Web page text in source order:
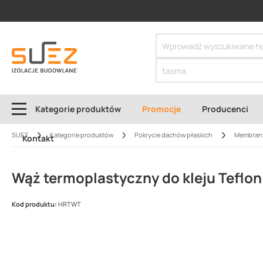
Kategorie produktów Promocje Producenci
Kontakt
SUEZ Kategorie produktów Pokrycie dachów płaskich
Wąż termoplastyczny do kleju
Kod produktu: HRTWT